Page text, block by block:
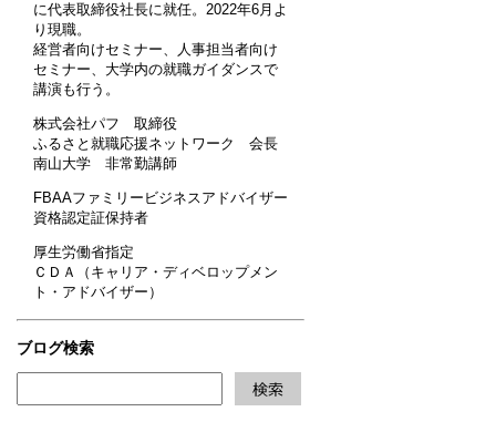
に代表取締役社長に就任。2022年6月よ
り現職。
経営者向けセミナー、人事担当者向け
セミナー、大学内の就職ガイダンスで
講演も行う。
株式会社パフ 取締役
ふるさと就職応援ネットワーク 会長
南山大学 非常勤講師
FBAAファミリービジネスアドバイザー
資格認定証保持者
厚生労働省指定
ＣＤＡ（キャリア・ディベロップメン
ト・アドバイザー）
ブログ検索